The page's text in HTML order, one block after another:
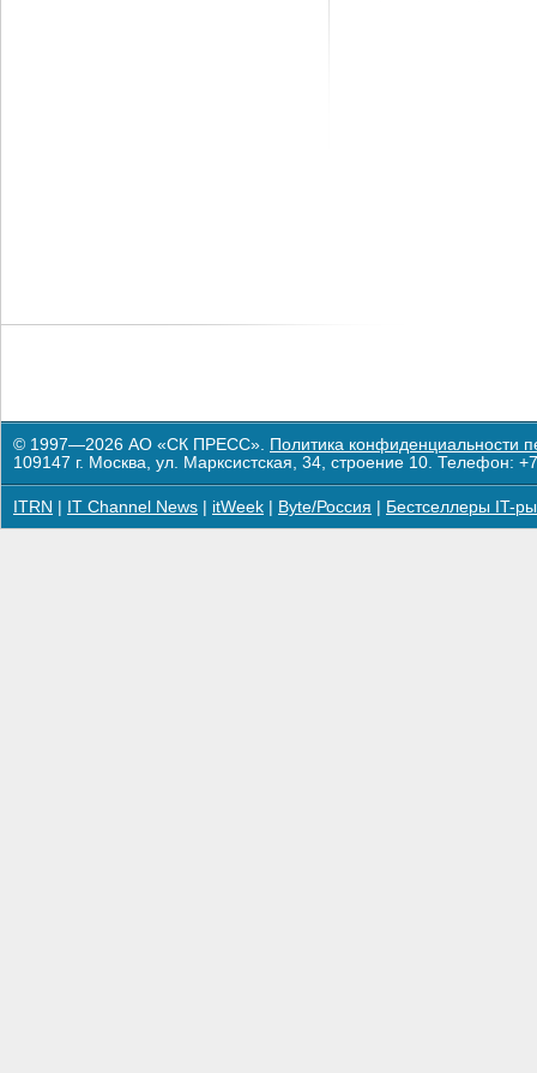
© 1997—2026 АО «СК ПРЕСС». Политика конфиденциальности
109147 г. Москва, ул. Марксистская, 34, строение 10. Телефон:
ITRN IT Channel News itWeek Byte/Россия Бестселлеры IT-